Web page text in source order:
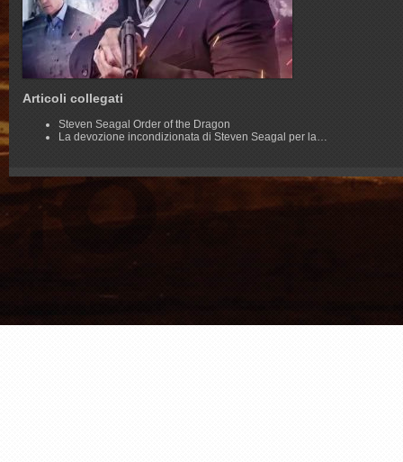
Articoli collegati
Steven Seagal Order of the Dragon
La devozione incondizionata di Steven Seagal per la…